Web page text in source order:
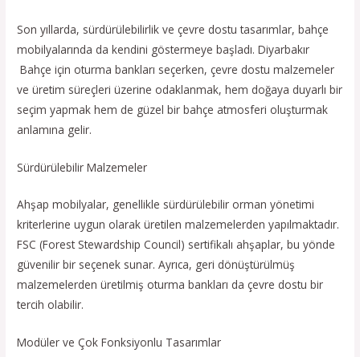
Son yıllarda, sürdürülebilirlik ve çevre dostu tasarımlar, bahçe
mobilyalarında da kendini göstermeye başladı. Diyarbakır
Bahçe için oturma bankları seçerken, çevre dostu malzemeler
ve üretim süreçleri üzerine odaklanmak, hem doğaya duyarlı bir
seçim yapmak hem de güzel bir bahçe atmosferi oluşturmak
anlamına gelir.
Sürdürülebilir Malzemeler
Ahşap mobilyalar, genellikle sürdürülebilir orman yönetimi
kriterlerine uygun olarak üretilen malzemelerden yapılmaktadır.
FSC (Forest Stewardship Council) sertifikalı ahşaplar, bu yönde
güvenilir bir seçenek sunar. Ayrıca, geri dönüştürülmüş
malzemelerden üretilmiş oturma bankları da çevre dostu bir
tercih olabilir.
Modüler ve Çok Fonksiyonlu Tasarımlar